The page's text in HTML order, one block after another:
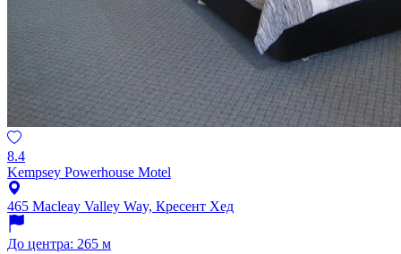
8.4
Kempsey Powerhouse Motel
465 Macleay Valley Way, Кресент Хед
До центра: 265 м